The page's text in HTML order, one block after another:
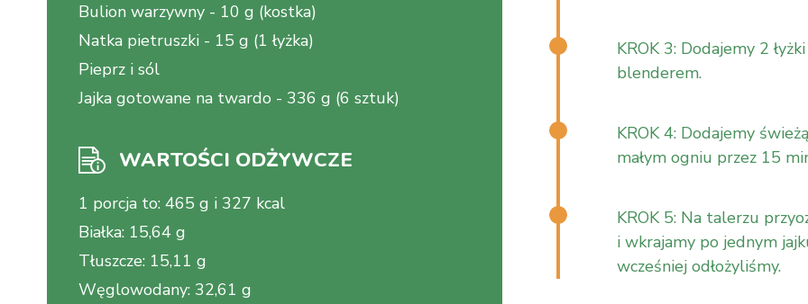
Bulion warzywny - 10 g (kostka)
Natka pietruszki - 15 g (1 łyżka)
Pieprz i sól
Jajka gotowane na twardo - 336 g (6 sztuk)
WARTOŚCI ODŻYWCZE
1 porcja to: 465 g i 327 kcal
Białka: 15,64 g
Tłuszcze: 15,11 g
Węglowodany: 32,61 g
KROK 3: Dodajemy 2
blenderem.
KROK 4: Dodajemy
małym ogniu przez 15
KROK 5: Na talerzu
i wkrajamy po jednym
wcześniej odłożyliśmy.